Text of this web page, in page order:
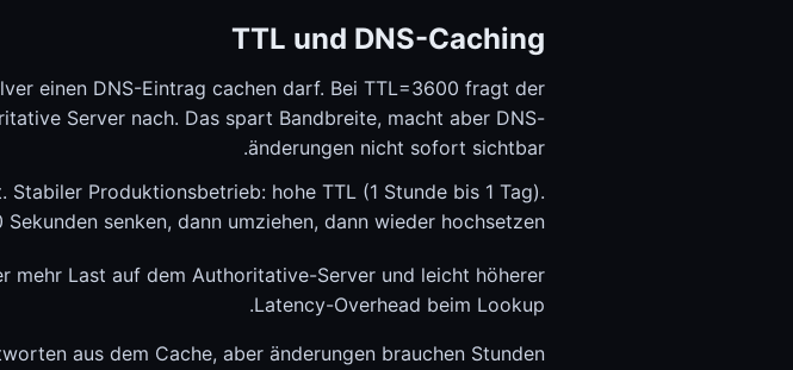
TTL und DNS-Caching
einen DNS-Eintrag cachen darf. Bei TTL=3600 fragt der
Server nach. Das spart Bandbreite, macht aber DNS-
änderungen nicht sofort sichtbar.
Produktionsbetrieb: hohe TTL (1 Stunde bis 1 Tag).
senken, dann umziehen, dann wieder hochsetzen.
mehr Last auf dem Authoritative-Server und leicht höherer
Latency-Overhead beim Lookup.
aus dem Cache, aber änderungen brauchen Stunden